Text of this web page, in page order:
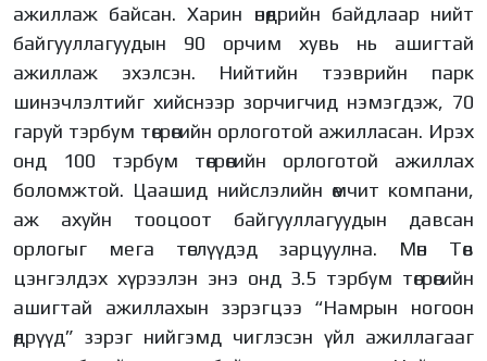
ажиллаж байсан. Харин өнөөдрийн байдлаар нийт
байгууллагуудын 90 орчим хувь нь ашигтай
ажиллаж эхэлсэн. Нийтийн тээврийн парк
шинэчлэлтийг хийснээр зорчигчид нэмэгдэж, 70
гаруй тэрбум төгрөгийн орлоготой ажилласан. Ирэх
онд 100 тэрбум төгрөгийн орлоготой ажиллах
боломжтой. Цаашид нийслэлийн өмчит компани,
аж ахуйн тооцоот байгууллагуудын давсан
орлогыг мега төслүүдэд зарцуулна. Мөн Төв
цэнгэлдэх хүрээлэн энэ онд 3.5 тэрбум төгрөгийн
ашигтай ажиллахын зэрэгцээ “Намрын ногоон
өдрүүд” зэрэг нийгэмд чиглэсэн үйл ажиллагааг